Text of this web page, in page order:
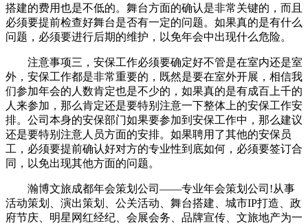
搭建的费用也是不低的。舞台方面的确认是非常关键的，而且
必须要提前检查好舞台是否有一定的问题。如果真的是有什么
问题，必须要进行后期的维护，以免年会中出现什么危险。
注意事项三，安保工作必须要确定好不管是在室内还是室
外，安保工作都是非常重要的，既然是要在室外开展，相信我
们参加年会的人数肯定也是不少的，如果真的是有成百上千的
人来参加，那么肯定还是要特别注意一下整体上的安保工作安
排。公司本身的安保部门如果要参加到安保工作中，那么建议
还是要特别注意人员方面的安排。如果聘用了其他的安保员
工，必须要提前确认好对方的专业性到底如何，必须要签订合
同，以免出现其他方面的问题。
瀚博文旅成都年会策划公司——专业年会策划公司!从事
活动策划、演出策划、公关活动、舞台搭建、城市IP打造、政
府节庆、明星网红经纪、会展会务、品牌宣传、文旅地产为一